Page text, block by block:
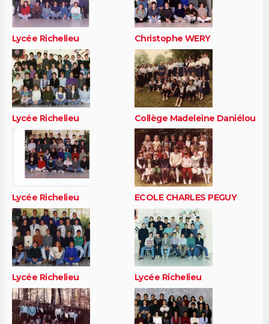
Lycée Richelieu Christophe WERY
Lycée Richelieu Collège Madeleine Daniélou
Lycée Richelieu ECOLE CHARLES PEGUY
Lycée Richelieu Lycée Richelieu